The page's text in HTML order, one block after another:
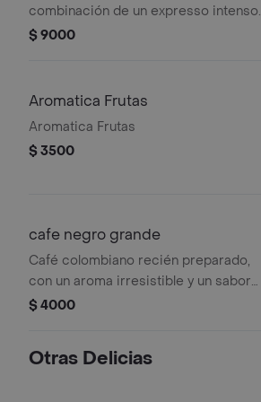
combinación de un expresso intenso,
leche cremosa y el delicado toque de
$ 9000
Aromatica Frutas
Aromatica Frutas
$ 3500
cafe negro grande
Café colombiano recién preparado,
con un aroma irresistible y un sabor
suave que conquista desde el primer
$ 4000
Otras Delicias